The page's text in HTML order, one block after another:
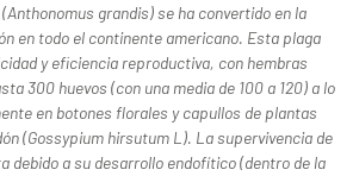
grandis) se ha convertido en la
en todo el continente americano. Esta plaga
y eficiencia reproductiva, con hembras
300 huevos (con una media de 100 a 120) a lo
en botones florales y capullos de plantas
(Gossypium hirsutum L). La supervivencia de
debido a su desarrollo endofítico (dentro de la